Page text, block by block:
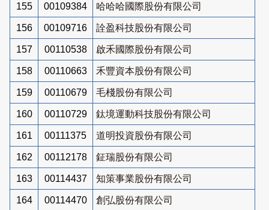
155 00109384 哈哈哈國際股份有限公司
156 00109716 詮盈科技股份有限公司
157 00110538 啟禾國際股份有限公司
158 00110663 禾豐資本股份有限公司
159 00110679 毛棧股份有限公司
160 00110729 鈦境運動科技股份有限公司
161 00111375 道明投資股份有限公司
162 00112178 鉦瑞股份有限公司
163 00114437 知策事業股份有限公司
164 00114470 創弘股份有限公司